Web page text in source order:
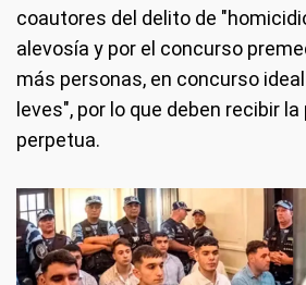
coautores del delito de
alevosía y por el concurso
más personas, en concurso
leves", por lo que deben recibir
perpetua.